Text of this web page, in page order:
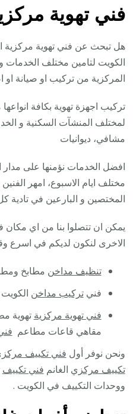
فني تهوية
هل تبحث عن فني تهوية مركزية
الكويت لتامين مختلف الخدمات و
المركزية من تركيب او صيانة او
تركيب اجهزة تهوية بكافة
لمختلف المنشآت السكنية و
مشافي، ديوانيات
افضل الخدمات نؤمنها على
مختلف ايام الاسبوع، امهر
المختصين و البارعين في تادية
يمكن ان تتصلوا بنا من اي
الاخرى لنكون لديكم في اسرع
تنظيف مداخن مطابخ
فنيتركيب مداخن
فني تهوية مركزية تهوية
مقاهي قاعات مطاعم
ونحن نوفر أول فني تكييف
تكييف مركزي الغانم فني تكييف
ووحدات التكييف في الكويت .